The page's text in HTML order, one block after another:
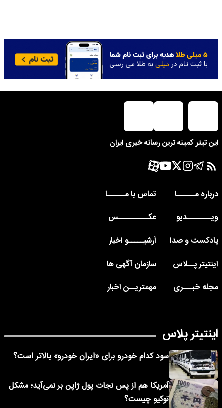
این تیتر کمینه ترین رسانه خبری ایران
درباره مــــــا
تماس با مــــــا
ویــــــــدیو
عکــــــــــس
پادکست و صدا
آرشیـــــو اخبار
اینتیتر پــلاس
سازمان آگهی ها
مجله خبـــری
مهمتریــن اخبار
اینتیتر پلاس
سود کدام خودرو برای «ایران خودرو» بالاتر است؟
آمریکا هم از پس نجات پول ژاپن بر نمی‌آید؛ مشکل
توکیو چیست؟